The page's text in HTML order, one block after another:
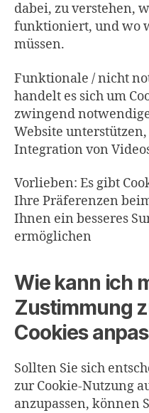
dabei, zu verstehen,
funktioniert, und wo
müssen.
Funktionale / nicht
handelt es sich um
zwingend
Website
Integration von
Vorlieben: Es gibt
Ihre Präferenzen
Ihnen ein besseres
ermöglichen
Wie kann ich
Zustimmung
Cookies
Sollten Sie sich
zur Cookie-Nutzung
anzupassen, können